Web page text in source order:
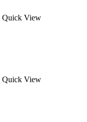
Quick View
Quick View